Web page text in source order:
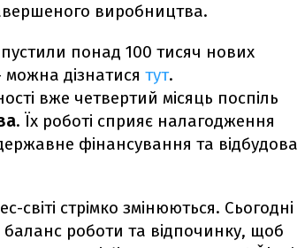
виробництва.
понад 100 тисяч нових
можна дізнатися тут.
вже четвертий місяць поспіль
. Їх роботі сприяє налагодження
фінансування та відбудова
світі стрімко змінюються. Сьогодні
роботи та відпочинку, щоб